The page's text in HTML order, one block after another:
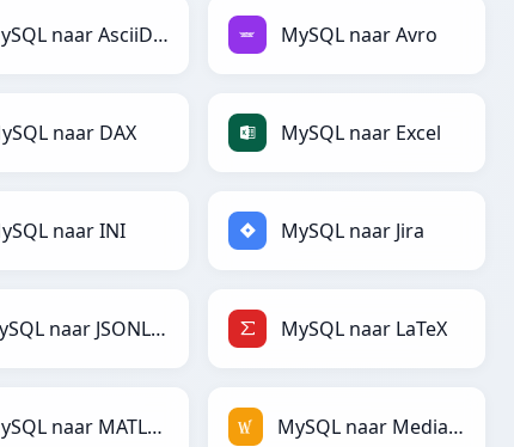
MySQL naar AsciiDoc MySQL naar Avro
naar DAX MySQL naar Excel
naar INI MySQL naar Jira
MySQL naar JSONLines MySQL naar LaTeX
MySQL naar MATLAB MySQL naar MediaWiki